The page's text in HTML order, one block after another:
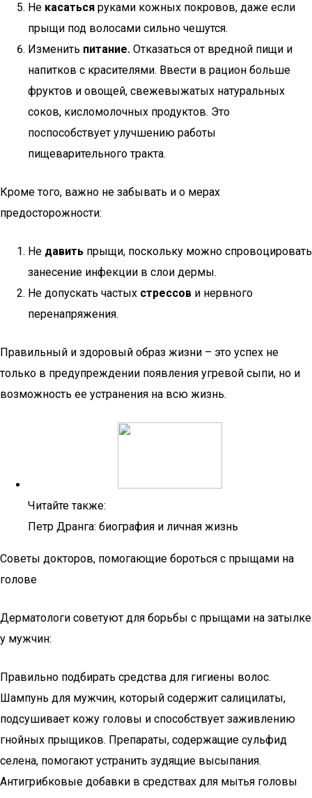
Не касаться руками кожных покровов, даже если
прыщи под волосами сильно чешутся.
Изменить питание. Отказаться от вредной пищи и
напитков с красителями. Ввести в рацион больше
фруктов и овощей, свежевыжатых натуральных
соков, кисломолочных продуктов. Это
поспособствует улучшению работы
пищеварительного тракта.
Кроме того, важно не забывать и о мерах
предосторожности:
Не давить прыщи, поскольку можно спровоцировать
занесение инфекции в слои дермы.
Не допускать частых стрессов и нервного
перенапряжения.
Правильный и здоровый образ жизни – это успех не
только в предупреждении появления угревой сыпи, но и
возможность ее устранения на всю жизнь.
Читайте также:
Петр Дранга: биография и личная жизнь
Советы докторов, помогающие бороться с прыщами на
голове
Дерматологи советуют для борьбы с прыщами на затылке
у мужчин:
Правильно подбирать средства для гигиены волос.
Шампунь для мужчин, который содержит салицилаты,
подсушивает кожу головы и способствует заживлению
гнойных прыщиков. Препараты, содержащие сульфид
селена, помогают устранить зудящие высыпания.
Антигрибковые добавки в средствах для мытья головы